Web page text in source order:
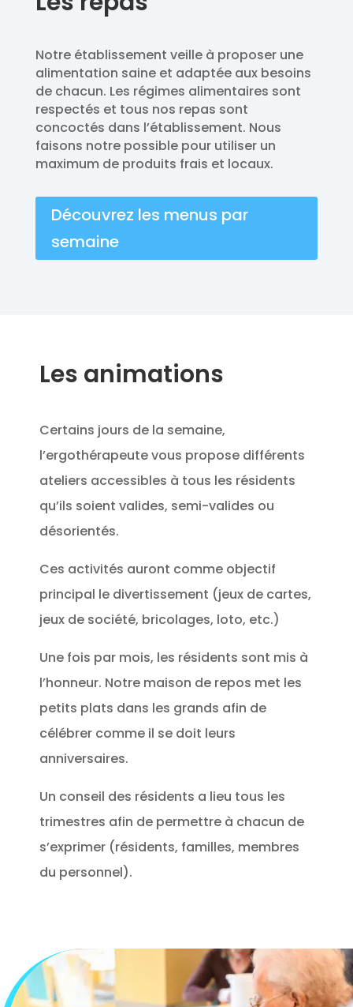
Notre établissement veille à proposer une
alimentation saine et adaptée aux besoins
de chacun. Les régimes alimentaires sont
respectés et tous nos repas sont
concoctés dans l’établissement. Nous
faisons notre possible pour utiliser un
maximum de produits frais et locaux.
Découvrez les menus par
semaine
Les animations
Certains jours de la semaine,
l’ergothérapeute vous propose différents
ateliers accessibles à tous les résidents
qu’ils soient valides, semi-valides ou
désorientés.
Ces activités auront comme objectif
principal le divertissement (jeux de cartes,
jeux de société, bricolages, loto, etc.)
Une fois par mois, les résidents sont mis à
l’honneur. Notre maison de repos met les
petits plats dans les grands afin de
célébrer comme il se doit leurs
anniversaires.
Un conseil des résidents a lieu tous les
trimestres afin de permettre à chacun de
s’exprimer (résidents, familles, membres
du personnel).